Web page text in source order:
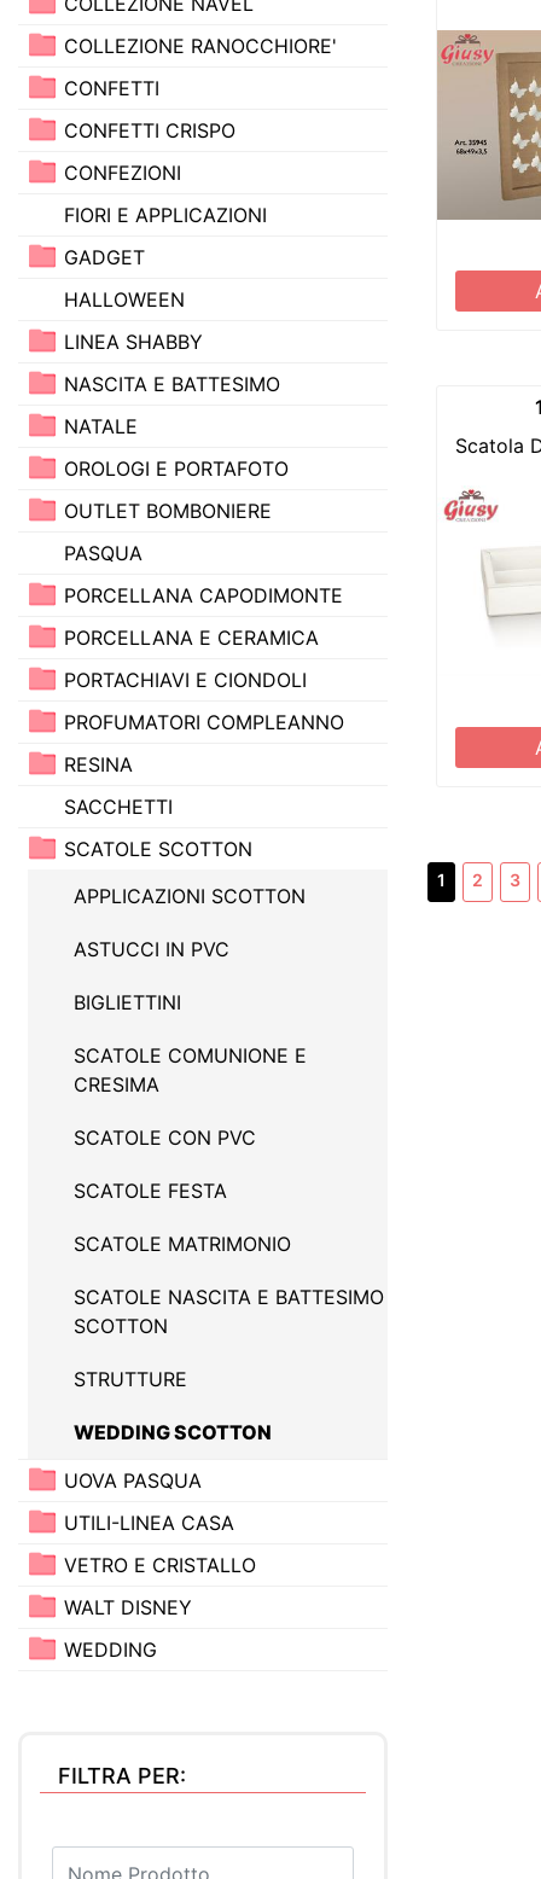
COLLEZIONE RANOCCHIORE'
CONFETTI
CONFETTI CRISPO
CONFEZIONI
FIORI E APPLICAZIONI
GADGET
HALLOWEEN
LINEA SHABBY
NASCITA E BATTESIMO
NATALE
OROLOGI E PORTAFOTO
OUTLET BOMBONIERE
PASQUA
PORCELLANA CAPODIMONTE
PORCELLANA E CERAMICA
PORTACHIAVI E CIONDOLI
PROFUMATORI COMPLEANNO
RESINA
SACCHETTI
SCATOLE SCOTTON
APPLICAZIONI SCOTTON
ASTUCCI IN PVC
BIGLIETTINI
SCATOLE COMUNIONE E
CRESIMA
SCATOLE CON PVC
SCATOLE FESTA
SCATOLE MATRIMONIO
SCATOLE NASCITA E BATTESIMO
SCOTTON
STRUTTURE
WEDDING SCOTTON
UOVA PASQUA
UTILI-LINEA CASA
VETRO E CRISTALLO
WALT DISNEY
WEDDING
FILTRA PER:
Scatola
1 2 3